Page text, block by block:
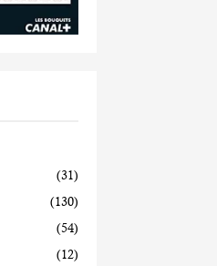
(31)
(130)
(54)
(12)